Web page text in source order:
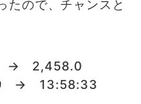
たので、チャンスと
2,458.0
→ 13:58:33